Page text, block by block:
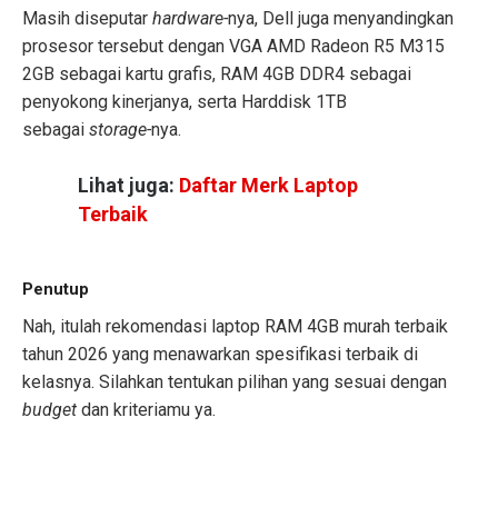
Masih diseputar hardware-nya, Dell juga menyandingkan
prosesor tersebut dengan VGA AMD Radeon R5 M315
2GB sebagai kartu grafis, RAM 4GB DDR4 sebagai
penyokong kinerjanya, serta Harddisk 1TB
sebagai storage-nya.
Lihat juga: Daftar Merk Laptop
Terbaik
Penutup
Nah, itulah rekomendasi laptop RAM 4GB murah terbaik
tahun 2026 yang menawarkan spesifikasi terbaik di
kelasnya. Silahkan tentukan pilihan yang sesuai dengan
budget dan kriteriamu ya.